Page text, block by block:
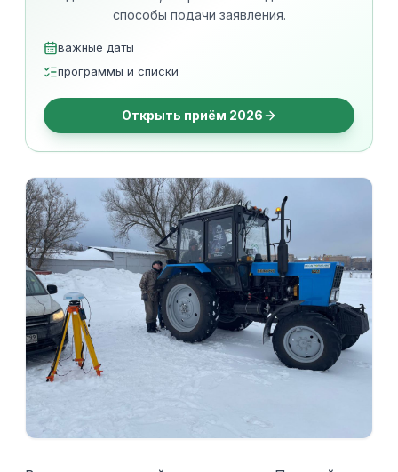
способы подачи заявления.
важные даты
программы и списки
Открыть приём 2026